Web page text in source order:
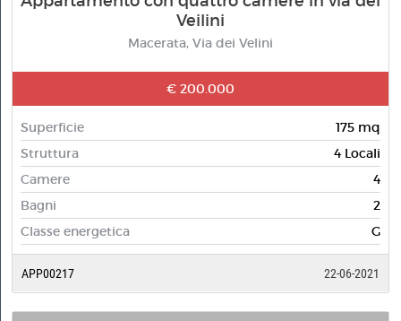
Veilini
Macerata, Via dei Velini
€ 200.000
Superficie
175 mq
Struttura
4 Locali
Camere
4
Bagni
2
Classe energetica
G
APP00217 22-06-2021